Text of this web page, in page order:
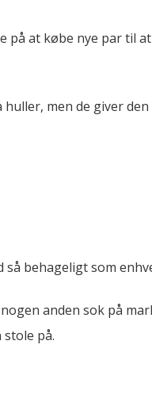
på at købe nye par til
men de giver
behageligt som
anden sok på
på.